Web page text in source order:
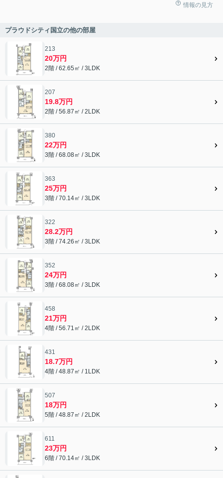
情報の見方
プラウドシティ国立の他の部屋
213
20万円
2階 / 62.65㎡ / 3LDK
207
19.8万円
2階 / 56.87㎡ / 2LDK
380
22万円
3階 / 68.08㎡ / 3LDK
363
25万円
3階 / 70.14㎡ / 3LDK
322
28.2万円
3階 / 74.26㎡ / 3LDK
352
24万円
3階 / 68.08㎡ / 3LDK
458
21万円
4階 / 56.71㎡ / 2LDK
431
18.7万円
4階 / 48.87㎡ / 1LDK
507
18万円
5階 / 48.87㎡ / 2LDK
611
23万円
6階 / 70.14㎡ / 3LDK